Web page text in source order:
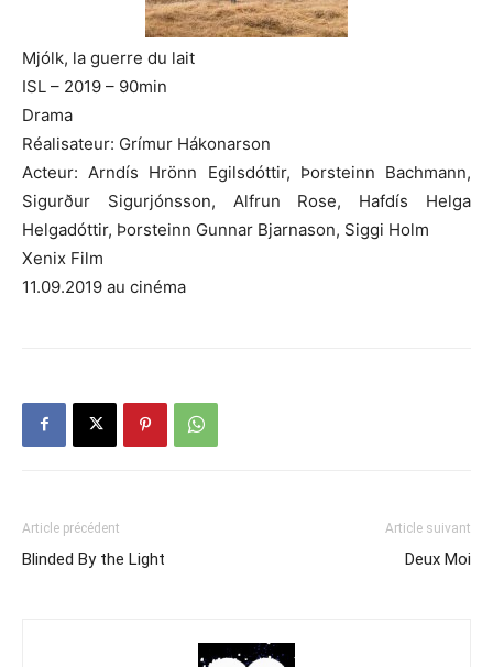
Mjólk, la guerre du lait
ISL – 2019 – 90min
Drama
Réalisateur: Grímur Hákonarson
Acteur: Arndís Hrönn Egilsdóttir, Þorsteinn Bachmann,
Sigurður Sigurjónsson, Alfrun Rose, Hafdís Helga
Helgadóttir, Þorsteinn Gunnar Bjarnason, Siggi Holm
Xenix Film
11.09.2019 au cinéma
Article précédent
Blinded By the Light
Article suivant
Deux Moi